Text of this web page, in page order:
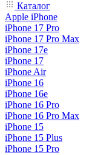
Каталог
Apple iPhone
iPhone 17 Pro
iPhone 17 Pro Max
iPhone 17e
iPhone 17
iPhone Air
iPhone 16
iPhone 16e
iPhone 16 Pro
iPhone 16 Pro Max
iPhone 15
iPhone 15 Plus
iPhone 15 Pro